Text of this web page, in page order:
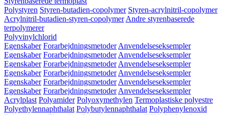
Polystyren Styren-butadien-copolymer Styren-acrylnitril-copolymer
Acrylnitril-butadien-styren-copolymer Andre styrenbaserede
terpolymerer
Polyvinylchlorid
Egenskaber Forarbejdningsmetoder Anvendelseseksempler
Egenskaber Forarbejdningsmetoder Anvendelseseksempler
Egenskaber Forarbejdningsmetoder Anvendelseseksempler
Egenskaber Forarbejdningsmetoder Anvendelseseksempler
Egenskaber Forarbejdningsmetoder Anvendelseseksempler
Egenskaber Forarbejdningsmetoder Anvendelseseksempler
Acrylplast Polyamider Polyoxymethylen Termoplastiske polyestre
Polyethylennaphthalat Polybutylennaphthalat Polyphenylenoxid